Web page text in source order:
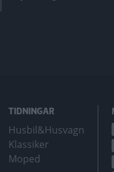
TIDNINGAR
Husbil&Husvagn
Klassiker
Moped